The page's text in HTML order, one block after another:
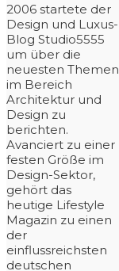
2006 startete der
Design und Luxus-
Blog Studio5555
um über die
neuesten Themen
im Bereich
Architektur und
Design zu
berichten.
Avanciert zu einer
festen Größe im
Design-Sektor,
gehört das
heutige Lifestyle
Magazin zu einen
der
einflussreichsten
deutschen